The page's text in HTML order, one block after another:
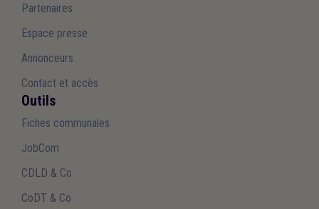
Partenaires
Espace presse
Annonceurs
Contact et accès
Outils
Fiches communales
JobCom
CDLD & Co
CoDT & Co